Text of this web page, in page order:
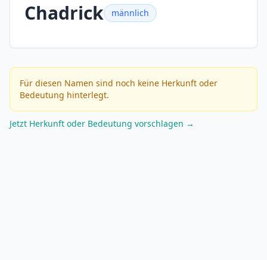
Chadrick männlich
Für diesen Namen sind noch keine Herkunft oder
Bedeutung hinterlegt.
Jetzt Herkunft oder Bedeutung vorschlagen →